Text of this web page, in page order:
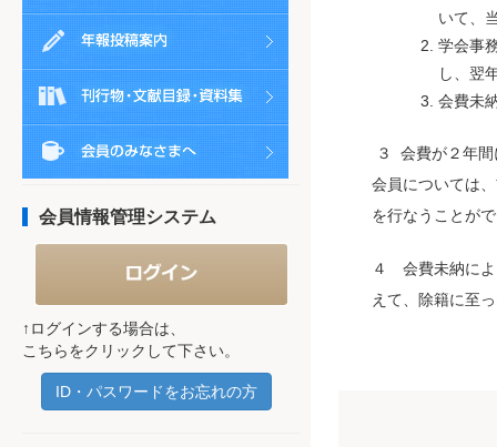
いて、
学会事
し、翌
会費未
３ 会費が２年
会員については
を行なうことが
４ 会費未納によ
えて、除籍に至
会員情報管理システム
↑ログインする場合は、
こちらをクリックして下さい。
ID・パスワードをお忘れの方